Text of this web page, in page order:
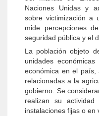
Naciones Unidas y
sobre victimización a
mide percepciones
seguridad pública y el
La población objeto
unidades
económica en el país,
relacionadas a la
gobierno. Se
realizan su
instalaciones fijas o en